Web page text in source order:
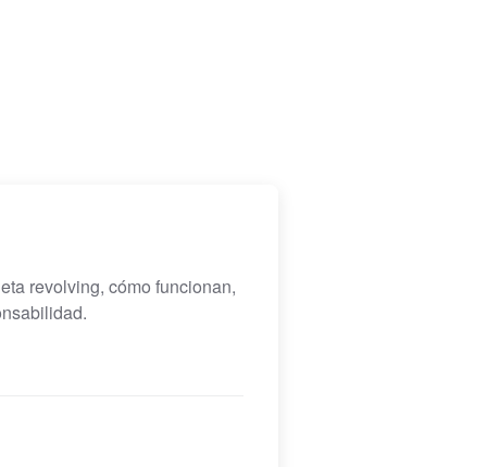
revolving, cómo funcionan,